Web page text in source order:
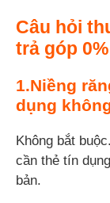
Câu hỏi
trả góp
1.Niềng
dụng
Không bắt
cần thẻ tín
bản.